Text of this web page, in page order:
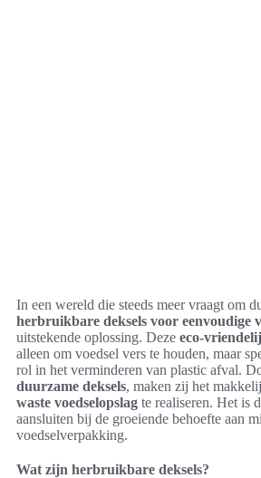
In een wereld die steeds meer vraagt om
herbruikbare deksels voor eenvoudige
uitstekende oplossing. Deze eco-
alleen om voedsel vers te houden, maar
rol in het verminderen van plastic afval.
duurzame deksels, maken zij het
waste voedselopslag te realiseren. Het is
aansluiten bij de groeiende behoefte aan
voedselverpakking.
Wat zijn herbruikbare deksels?